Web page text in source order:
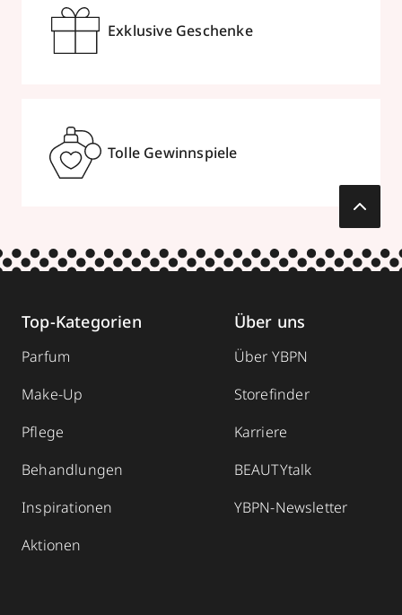
Exklusive Geschenke
Tolle Gewinnspiele
Top-Kategorien
Parfum
Make-Up
Pflege
Behandlungen
Inspirationen
Aktionen
Über uns
Über YBPN
Storefinder
Karriere
BEAUTYtalk
YBPN-Newsletter